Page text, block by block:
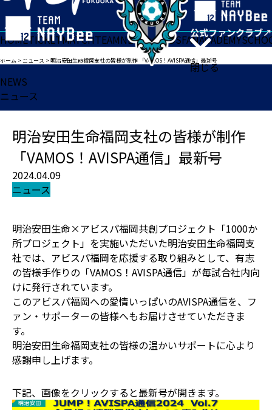
閉じる
HOMETICKETMATCHTEAMNEWSGOODSFANACADEMY
ホーム >ニュース >明治安田生命福岡支社の皆様が制作 「VAMOS！AVISPA通信」最新号
NEWS
ニュース
明治安田生命福岡支社の皆様が制作
「VAMOS！AVISPA通信」最新号
2024.04.09
ニュース
明治安田生命×アビスパ福岡共創プロジェクト「1000か
所プロジェクト」を実施いただいた明治安田生命福岡支
社では、アビスパ福岡を応援する取り組みとして、有志
の皆様手作りの「VAMOS！AVISPA通信」が毎試合社内向
けに発行されています。
このアビスパ福岡への愛情いっぱいのAVISPA通信を、フ
ァン・サポーターの皆様へもお届けさせていただきま
す。
明治安田生命福岡支社の皆様の温かいサポートに心より
感謝申し上げます。
下記、画像をクリックすると最新号が開きます。